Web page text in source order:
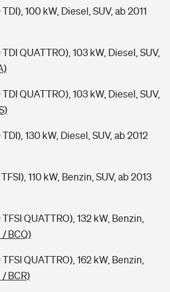
100 kW, Diesel, SUV, ab 2011
QUATTRO), 103 kW, Diesel, SUV,
QUATTRO), 103 kW, Diesel, SUV,
130 kW, Diesel, SUV, ab 2012
110 kW, Benzin, SUV, ab 2013
QUATTRO), 132 kW, Benzin,
BCQ)
QUATTRO), 162 kW, Benzin,
BCR)